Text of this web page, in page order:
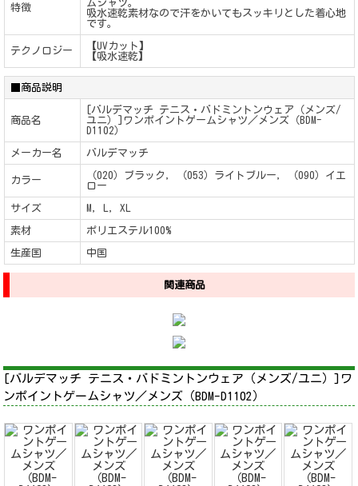
特徴
ムシャツ。
吸水速乾素材なので汗をかいてもスッキリとした着心地
です。
テクノロジー
【UVカット】
【吸水速乾】
■商品説明
商品名
[バルデマッチ テニス・バドミントンウェア（メンズ/
ユニ）]ワンポイントゲームシャツ／メンズ（BDM-
D1102）
メーカー名 バルデマッチ
カラー
（020）ブラック, （053）ライトブルー, （090）イエ
ロー
サイズ M, L, XL
素材 ポリエステル100%
生産国 中国
関連商品
[バルデマッチ テニス・バドミントンウェア（メンズ/ユニ）]ワ
ンポイントゲームシャツ／メンズ（BDM-D1102）